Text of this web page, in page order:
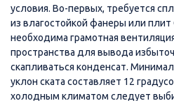
условия. Во-первых, требуется
из влагостойкой фанеры или плит
необходима грамотная
пространства для вывода
скапливаться конденсат.
уклон ската составляет 12
холодным климатом следует